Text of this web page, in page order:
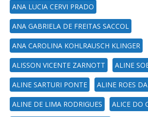
ANA LUCIA CERVI PRADO
ANA GABRIELA DE FREITAS SACCOL
ANA CAROLINA KOHLRAUSCH KLINGER
ALISSON VICENTE ZARNOTT ALINE
ALINE SARTURI PONTE ALINE ROES
ALINE DE LIMA RODRIGUES ALICE DO